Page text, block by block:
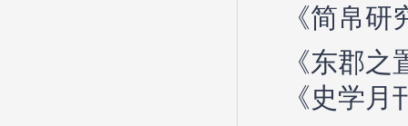
《简帛
《东郡
《史学月